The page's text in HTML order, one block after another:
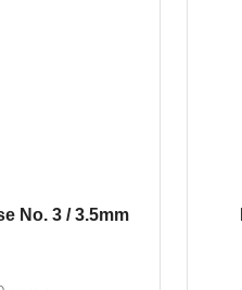
No. 3 / 3.5mm